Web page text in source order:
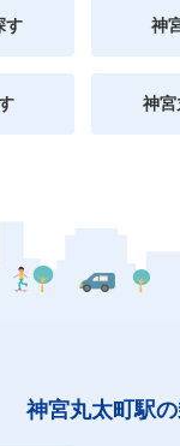
す 神
神宮
神宮丸太町駅